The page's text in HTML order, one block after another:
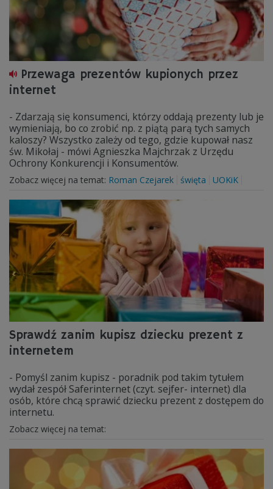
Przewaga prezentów kupionych przez
internet
- Zdarzają się konsumenci, którzy oddają prezenty lub je
wymieniają, bo co zrobić np. z piątą parą tych samych
kaloszy? Wszystko zależy od tego, gdzie kupował nasz
św. Mikołaj - mówi Agnieszka Majchrzak z Urzędu
Ochrony Konkurencji i Konsumentów.
Zobacz więcej na temat: Roman Czejarek święta UOKiK
Sprawdź zanim kupisz dziecku prezent z
internetem
- Pomyśl zanim kupisz - poradnik pod takim tytułem
wydał zespół Saferinternet (czyt. sejfer- internet) dla
osób, które chcą sprawić dziecku prezent z dostępem do
internetu.
Zobacz więcej na temat: